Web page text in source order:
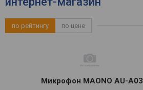
по рейтингу по цене
Микрофон MAONO AU-A03